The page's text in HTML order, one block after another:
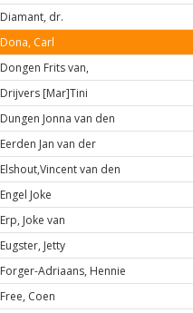
Diamant, dr.
Dona, Carl
Dongen Frits van,
Drijvers [Mar]Tini
Dungen Jonna van den
Eerden Jan van der
Elshout,Vincent van den
Engel Joke
Erp, Joke van
Eugster, Jetty
Forger-Adriaans, Hennie
Free, Coen